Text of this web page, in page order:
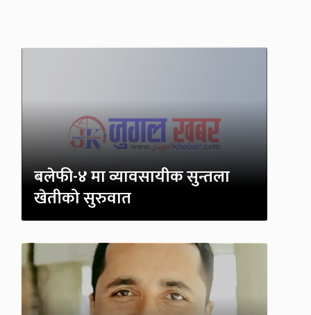
बलेफी-४ मा व्यावसायीक सुन्तला
खेतीको सुरुवात